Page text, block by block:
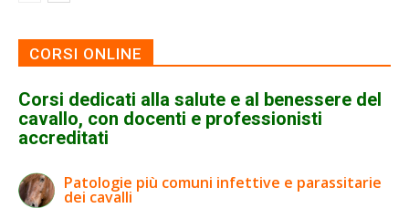
CORSI ONLINE
Corsi dedicati alla salute e al benessere del
cavallo, con docenti e professionisti
accreditati
Patologie più comuni infettive e parassitarie
dei cavalli